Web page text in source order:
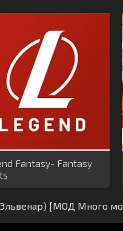
Fantasy- Fantasy
[МОД Много